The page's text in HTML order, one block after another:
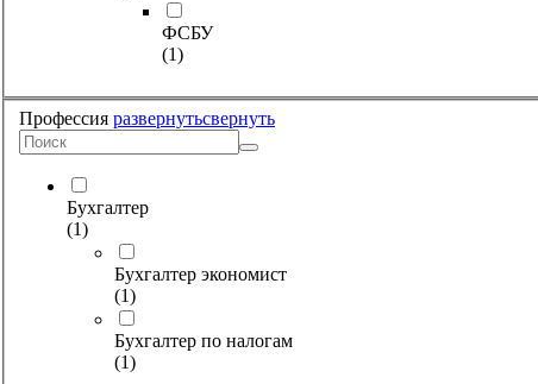
ФСБУ
(1)
Профессия развернутьсвернуть
Бухгалтер
(1)
Бухгалтер экономист
(1)
Бухгалтер по налогам
(1)